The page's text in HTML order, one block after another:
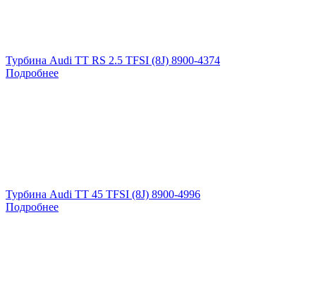
Турбина Audi TT RS 2.5 TFSI (8J) 8900-4374
Подробнее
Турбина Audi TT 45 TFSI (8J) 8900-4996
Подробнее